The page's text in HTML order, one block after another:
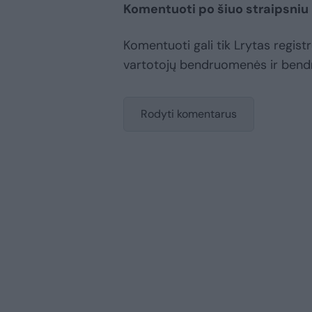
Komentuoti po šiuo straipsniu
Komentuoti gali tik Lrytas
vartotojų bendruomenės ir
Rodyti komentarus